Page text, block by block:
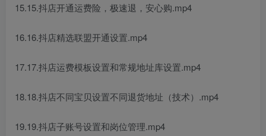
15.15.抖店开通运费险，极速退，安心购.mp4
16.16.抖店精选联盟开通设置.mp4
17.17.抖店运费模板设置和常规地址库设置.mp4
18.18.抖店不同宝贝设置不同退货地址（技术）.mp4
19.19.抖店子账号设置和岗位管理.mp4